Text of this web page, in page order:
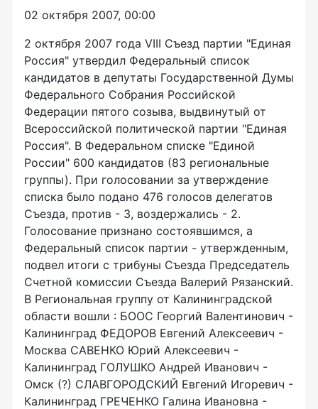
02 октября 2007, 00:00
2 октября 2007 года VIII Съезд партии "Единая
Россия" утвердил Федеральный список
кандидатов в депутаты Государственной Думы
Федерального Собрания Российской
Федерации пятого созыва, выдвинутый от
Всероссийской политической партии "Единая
Россия". В Федеральном списке "Единой
России" 600 кандидатов (83 региональные
группы). При голосовании за утверждение
списка было подано 476 голосов делегатов
Съезда, против - 3, воздержались - 2.
Голосование признано состоявшимся, а
Федеральный список партии - утвержденным,
подвел итоги с трибуны Съезда Председатель
Счетной комиссии Съезда Валерий Рязанский.
В Региональная группу от Калининградской
области вошли : БООС Георгий Валентинович -
Калининград ФЕДОРОВ Евгений Алексеевич -
Москва САВЕНКО Юрий Алексеевич -
Калининград ГОЛУШКО Андрей Иванович -
Омск (?) СЛАВГОРОДСКИЙ Евгений Игоревич -
Калининград ГРЕЧЕНКО Галина Ивановна -